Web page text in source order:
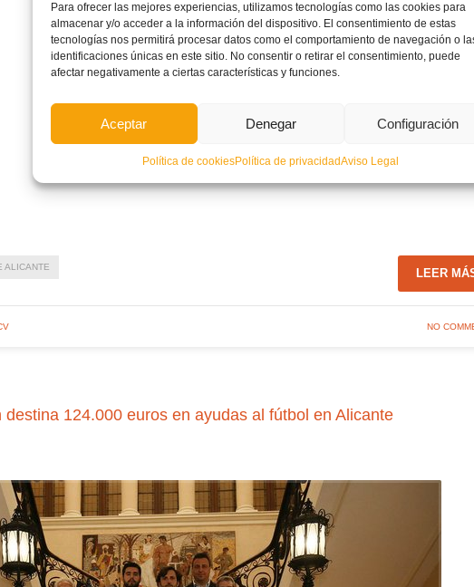
Para ofrecer las mejores experiencias, utilizamos tecnologías como las cookies para
almacenar y/o acceder a la información del dispositivo. El consentimiento de estas
tecnologías nos permitirá procesar datos como el comportamiento de navegación o
identificaciones únicas en este sitio. No consentir o retirar el consentimiento, puede
afectar negativamente a ciertas características y funciones.
Aceptar Denegar Configuración
Política de cookiesPolítica de privacidadAviso Legal
ALICANTE LEER
NO
124.000 euros en ayudas al fútbol en Alicante